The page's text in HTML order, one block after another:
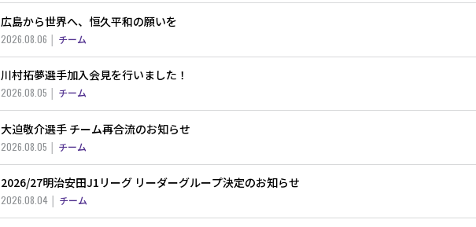
広島から世界へ、恒久平和の願いを
2026.08.06 チーム
川村拓夢選手加入会見を行いました！
2026.08.05 チーム
大迫敬介選手 チーム再合流のお知らせ
2026.08.05 チーム
2026/27明治安田J1リーグ リーダーグループ決定のお知らせ
2026.08.04 チーム